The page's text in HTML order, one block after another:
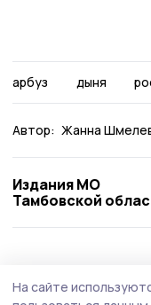
арбуз дыня
Автор: Жанна
Издания МО
Тамбовской
На сайте